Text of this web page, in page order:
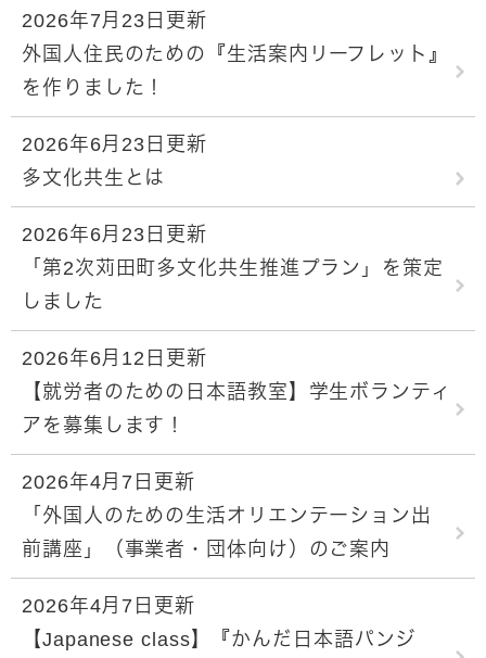
2026年7月23日更新
外国人住民のための『生活案内リーフレット』
を作りました！
2026年6月23日更新
多文化共生とは
2026年6月23日更新
「第2次苅田町多文化共生推進プラン」を策定
しました
2026年6月12日更新
【就労者のための日本語教室】学生ボランティ
アを募集します！
2026年4月7日更新
「外国人のための生活オリエンテーション出
前講座」（事業者・団体向け）のご案内
2026年4月7日更新
【Japanese class】『かんだ日本語パンジ